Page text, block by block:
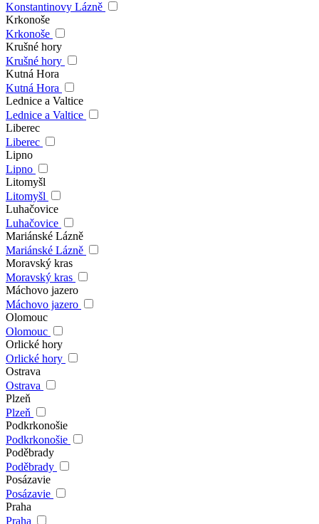
Konstantinovy Lázně
Krkonoše
Krkonoše
Krušné hory
Krušné hory
Kutná Hora
Kutná Hora
Lednice a Valtice
Lednice a Valtice
Liberec
Liberec
Lipno
Lipno
Litomyšl
Litomyšl
Luhačovice
Luhačovice
Mariánské Lázně
Mariánské Lázně
Moravský kras
Moravský kras
Máchovo jazero
Máchovo jazero
Olomouc
Olomouc
Orlické hory
Orlické hory
Ostrava
Ostrava
Plzeň
Plzeň
Podkrkonošie
Podkrkonošie
Poděbrady
Poděbrady
Posázavie
Posázavie
Praha
Praha